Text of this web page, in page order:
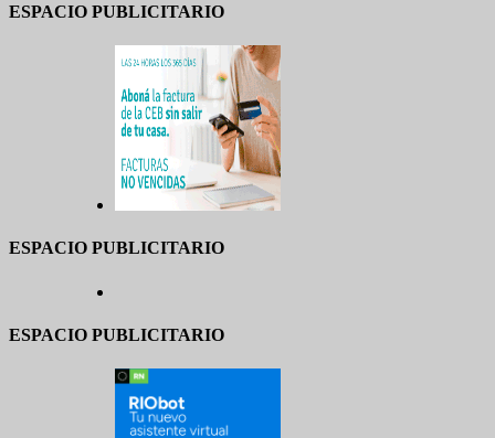
ESPACIO PUBLICITARIO
ESPACIO PUBLICITARIO
ESPACIO PUBLICITARIO